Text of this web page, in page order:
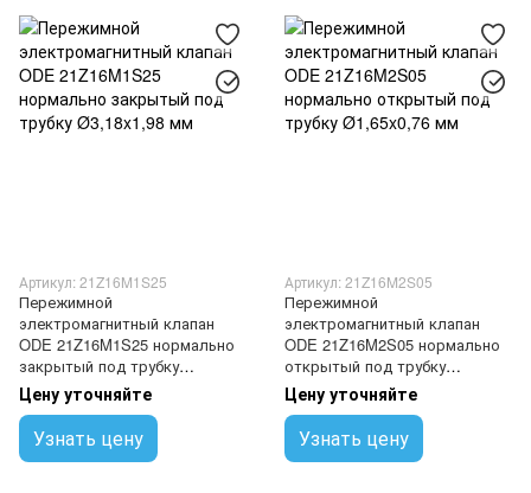
Артикул: 21Z16M1S25
Пережимной
электромагнитный клапан
ODE 21Z16M1S25 нормально
закрытый под трубку
Ø3,18x1,98 мм
Цену уточняйте
Узнать цену
Артикул: 21Z16M2S05
Пережимной
электромагнитный клапан
ODE 21Z16M2S05 нормально
открытый под трубку
Ø1,65x0,76 мм
Цену уточняйте
Узнать цену